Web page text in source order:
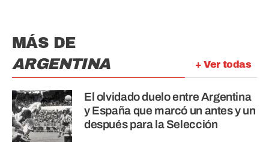
+ Ver todas
MÁS DE
ARGENTINA
El olvidado duelo entre Argentina
y España que marcó un antes y un
después para la Selección